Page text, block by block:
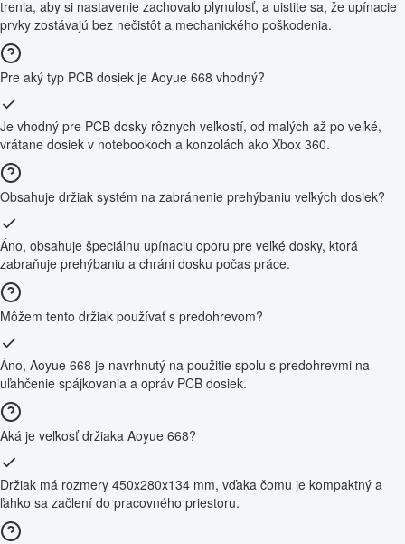
trenia, aby si nastavenie zachovalo plynulosť, a uistite sa, že upínacie
prvky zostávajú bez nečistôt a mechanického poškodenia.
Pre aký typ PCB dosiek je Aoyue 668 vhodný?
Je vhodný pre PCB dosky rôznych veľkostí, od malých až po veľké,
vrátane dosiek v notebookoch a konzolách ako Xbox 360.
Obsahuje držiak systém na zabránenie prehýbaniu veľkých dosiek?
Áno, obsahuje špeciálnu upínaciu oporu pre veľké dosky, ktorá
zabraňuje prehýbaniu a chráni dosku počas práce.
Môžem tento držiak používať s predohrevom?
Áno, Aoyue 668 je navrhnutý na použitie spolu s predohrevmi na
uľahčenie spájkovania a opráv PCB dosiek.
Aká je veľkosť držiaka Aoyue 668?
Držiak má rozmery 450x280x134 mm, vďaka čomu je kompaktný a
ľahko sa začlení do pracovného priestoru.